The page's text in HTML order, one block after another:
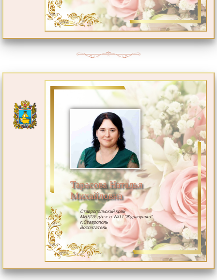
Тарасова Наталья
Михайловна
Ставропольский край
МБДОУ д/с к.в. №11 "Журавушка"
г.Ставрополь
Воспитатель